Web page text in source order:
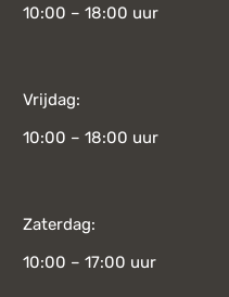
10:00 – 18:00 uur
Vrijdag:
10:00 – 18:00 uur
Zaterdag:
10:00 – 17:00 uur